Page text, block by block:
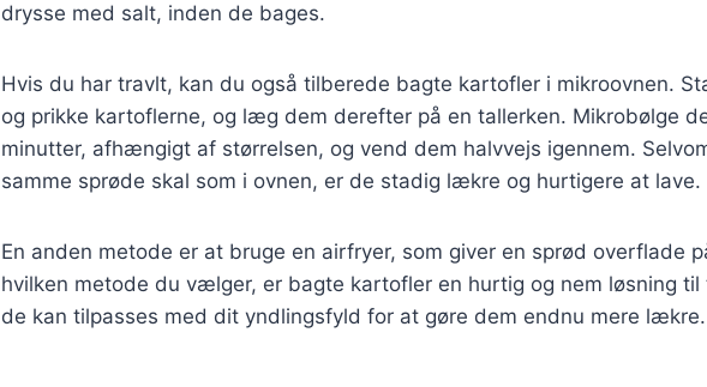
drysse med salt, inden de bages.
Hvis du har travlt, kan du også tilberede bagte kartofler i mikroovnen.
og prikke kartoflerne, og læg dem derefter på en tallerken. Mikrobølge
minutter, afhængigt af størrelsen, og vend dem halvvejs igennem.
samme sprøde skal som i ovnen, er de stadig lækre og hurtigere at lave.
En anden metode er at bruge en airfryer, som giver en sprød overflade
hvilken metode du vælger, er bagte kartofler en hurtig og nem løsning til
de kan tilpasses med dit yndlingsfyld for at gøre dem endnu mere lækre.